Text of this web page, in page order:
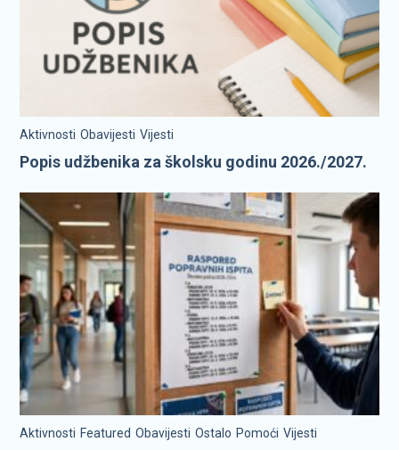
Aktivnosti Obavijesti Vijesti
Popis udžbenika za školsku godinu 2026./2027.
Aktivnosti Featured Obavijesti Ostalo Pomoći Vijesti